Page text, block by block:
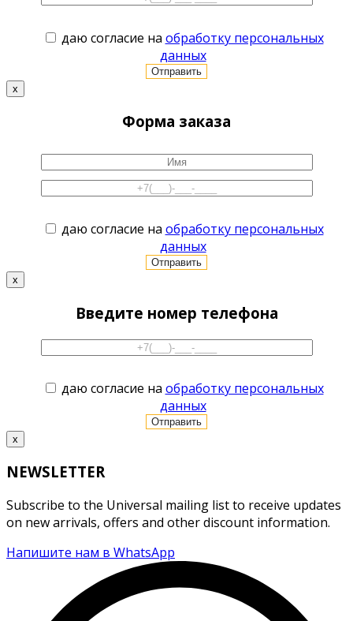
даю согласие на обработку персональных
данных
x
Форма заказа
даю согласие на обработку персональных
данных
x
Введите номер телефона
даю согласие на обработку персональных
данных
x
NEWSLETTER
Subscribe to the Universal mailing list to receive updates
on new arrivals, offers and other discount information.
Напишите нам в WhatsApp